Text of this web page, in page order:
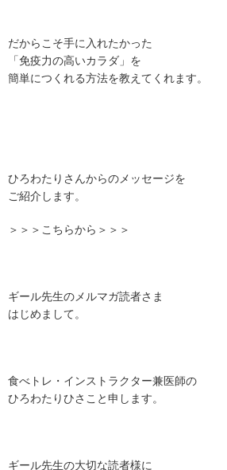
だからこそ手に入れたかった
「免疫力の高いカラダ」を
簡単につくれる方法を教えてくれます。
ひろわたりさんからのメッセージを
ご紹介します。
＞＞＞こちらから＞＞＞
ギール先生のメルマガ読者さま
はじめまして。
食べトレ・インストラクター兼医師の
ひろわたりひさこと申します。
ギール先生の大切な読者様に